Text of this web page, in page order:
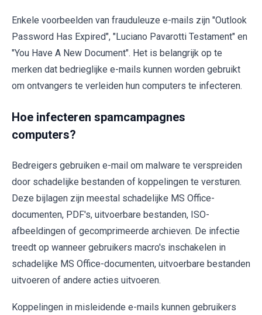
Enkele voorbeelden van frauduleuze e-mails zijn "Outlook
Password Has Expired", "Luciano Pavarotti Testament" en
"You Have A New Document". Het is belangrijk op te
merken dat bedrieglijke e-mails kunnen worden gebruikt
om ontvangers te verleiden hun computers te infecteren.
Hoe infecteren spamcampagnes
computers?
Bedreigers gebruiken e-mail om malware te verspreiden
door schadelijke bestanden of koppelingen te versturen.
Deze bijlagen zijn meestal schadelijke MS Office-
documenten, PDF's, uitvoerbare bestanden, ISO-
afbeeldingen of gecomprimeerde archieven. De infectie
treedt op wanneer gebruikers macro's inschakelen in
schadelijke MS Office-documenten, uitvoerbare bestanden
uitvoeren of andere acties uitvoeren.
Koppelingen in misleidende e-mails kunnen gebruikers